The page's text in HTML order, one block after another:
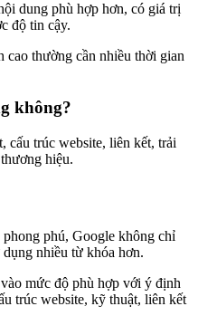
dung phù hợp hơn, có giá trị
độ tin cậy.
cao thường cần nhiều thời gian
không?
cấu trúc website, liên kết, trải
hiệu.
phú, Google không chỉ
nhiều từ khóa hơn.
mức độ phù hợp với ý định
trúc website, kỹ thuật, liên kết